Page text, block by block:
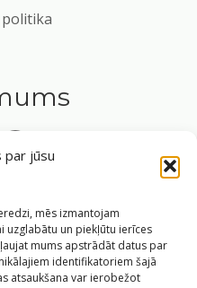
par jūsu
mēs izmantojam
uzglabātu un piekļūtu ierīces
mums apstrādāt datus par
identifikatoriem šajā
atsaukšana var ierobežot
Rīgā |Pārpublicējot